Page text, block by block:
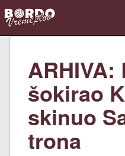
ARHIVA:
šokirao
skinuo
trona